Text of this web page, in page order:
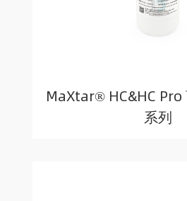
MaXtar® HC&HC Pro
系列